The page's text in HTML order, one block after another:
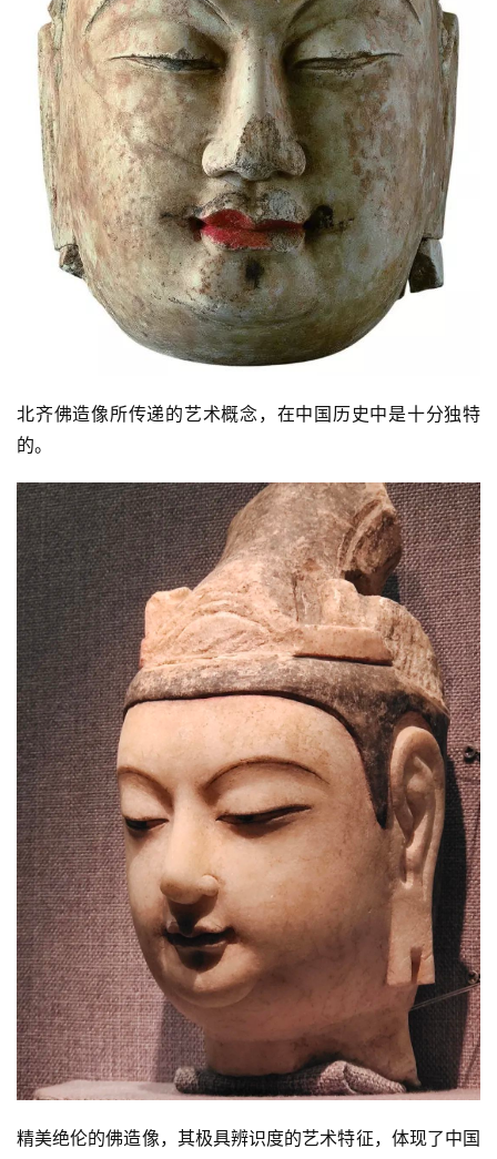
北齐佛造像所传递的艺术概念，在中国历史中是十分独特
的。
精美绝伦的佛造像，其极具辨识度的艺术特征，体现了中国